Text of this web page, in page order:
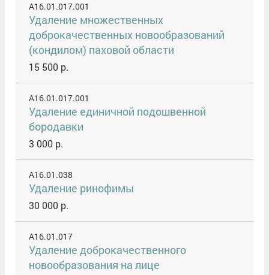
A16.01.017.001
Удаление множественных
доброкачественных новообразований
(кондилом) паховой области
15 500 р.
A16.01.017.001
Удаление единичной подошвенной
бородавки
3 000 р.
A16.01.038
Удаление ринофимы
30 000 р.
A16.01.017
Удаление доброкачественного
новообразования на лице